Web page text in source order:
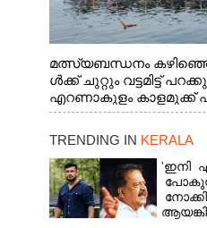
മത്സ്യബന്ധനം
ൾക്ക് ചുറ്റും വട്ടമിട്ട്
എറണാകുളം കാളമുക്ക്
ള്ള കാഴ്ച
TRENDING IN KERALA
'ഇനി